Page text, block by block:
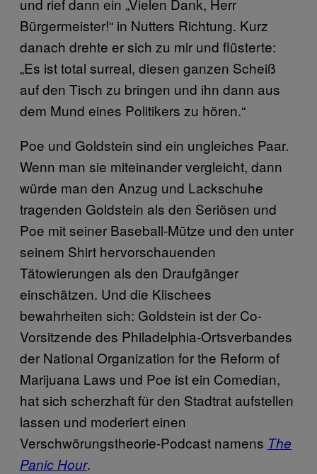
und rief dann ein „Vielen Dank, Herr
Bürgermeister!“ in Nutters Richtung. Kurz
danach drehte er sich zu mir und flüsterte:
„Es ist total surreal, diesen ganzen Scheiß
auf den Tisch zu bringen und ihn dann aus
dem Mund eines Politikers zu hören.“
Poe und Goldstein sind ein ungleiches Paar.
Wenn man sie miteinander vergleicht, dann
würde man den Anzug und Lackschuhe
tragenden Goldstein als den Seriösen und
Poe mit seiner Baseball-Mütze und den unter
seinem Shirt hervorschauenden
Tätowierungen als den Draufgänger
einschätzen. Und die Klischees
bewahrheiten sich: Goldstein ist der Co-
Vorsitzende des Philadelphia-Ortsverbandes
der National Organization for the Reform of
Marijuana Laws und Poe ist ein Comedian,
hat sich scherzhaft für den Stadtrat aufstellen
lassen und moderiert einen
Verschwörungstheorie-Podcast namens The
Panic Hour.